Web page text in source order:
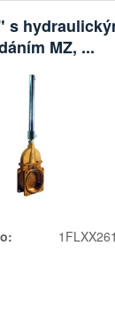
s
MZ, ...